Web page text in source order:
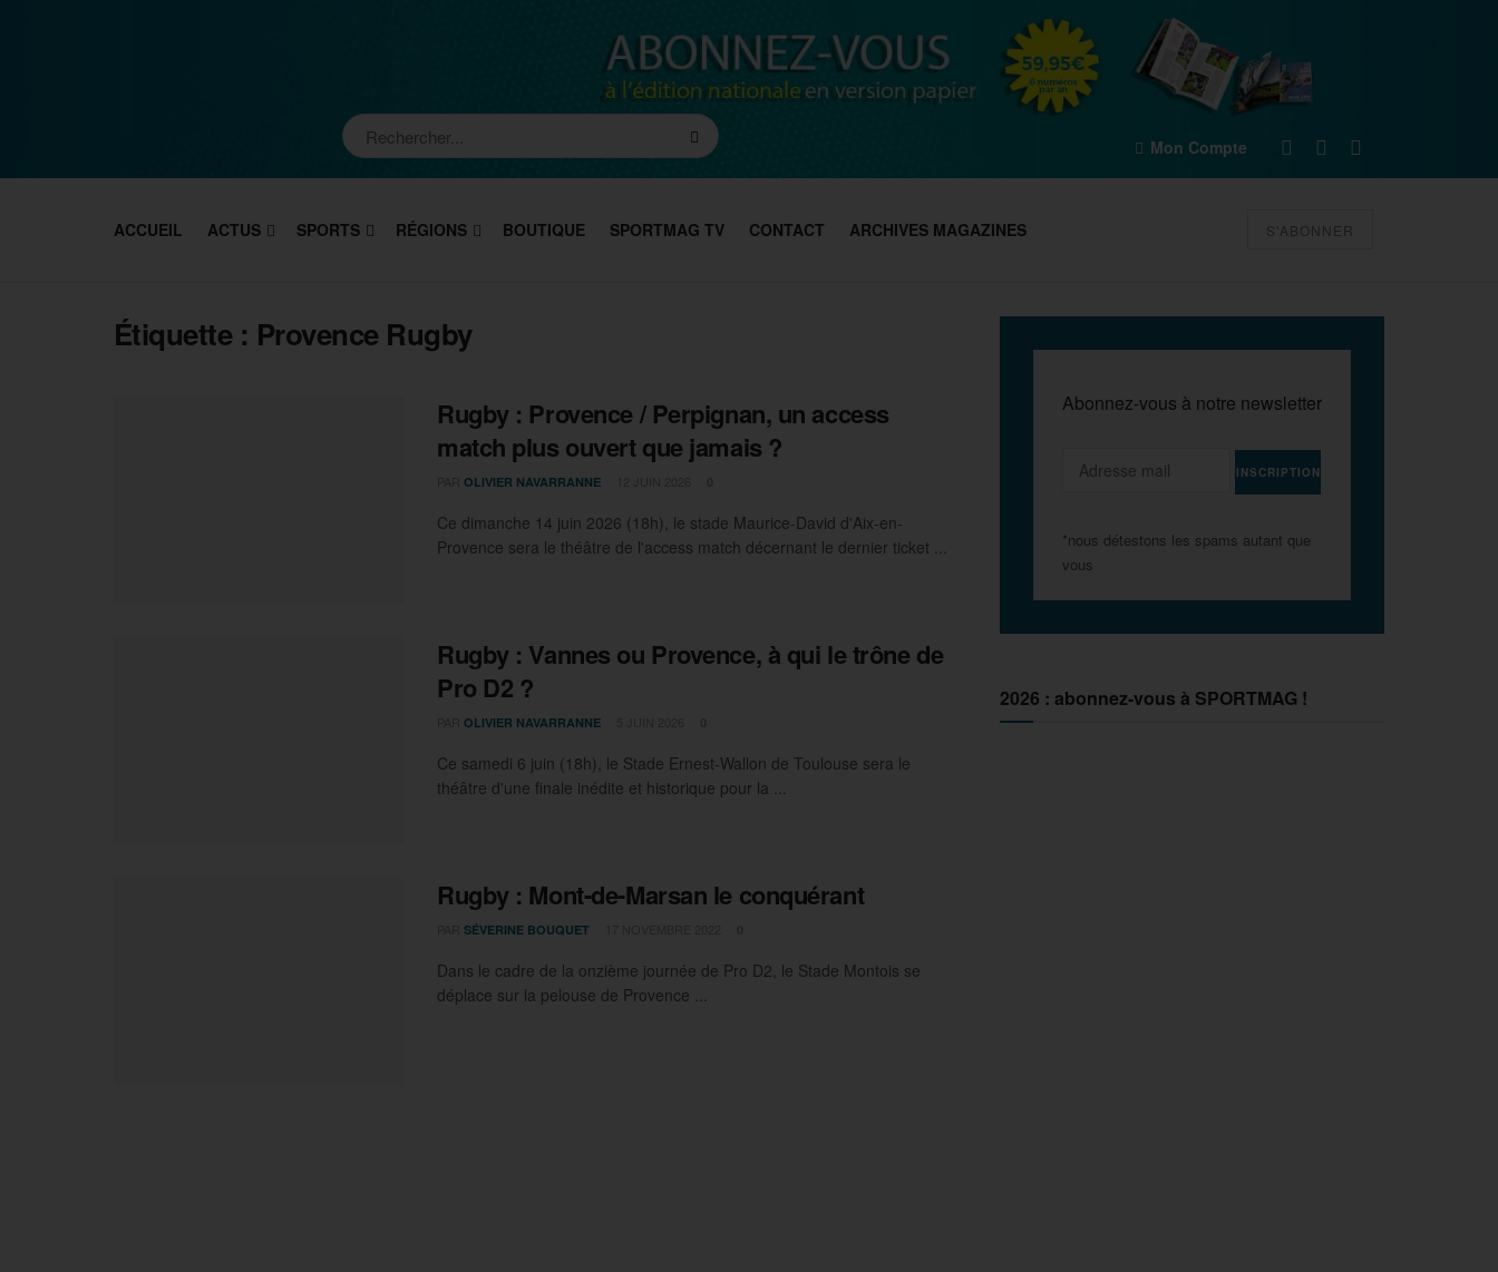
Mon Compte
ACCUEIL ACTUS SPORTS RÉGIONS BOUTIQUE SPORTMAG TV CONTACT ARCHIVES MAGAZINES S'ABONNER
Étiquette : Provence Rugby
Rugby : Provence / Perpignan, un access
match plus ouvert que jamais ?
OLIVIER NAVARRANNE
Ce dimanche 14 juin 2026 (18h), le stade Maurice-David d'Aix-en-
Provence sera le théâtre de l'access match décernant le dernier ticket ...
Rugby : Vannes ou Provence, à qui le trône de
Pro D2 ?
OLIVIER NAVARRANNE
Ce samedi 6 juin (18h), le Stade Ernest-Wallon de Toulouse sera le
théâtre d'une finale inédite et historique pour la ...
Rugby : Mont-de-Marsan le conquérant
SÉVERINE BOUQUET
Dans le cadre de la onzième journée de Pro D2, le Stade Montois se
déplace sur la pelouse de Provence ...
Abonnez-vous à notre newsletter
*nous détestons les spams autant que
vous
2026 : abonnez-vous à SPORTMAG !